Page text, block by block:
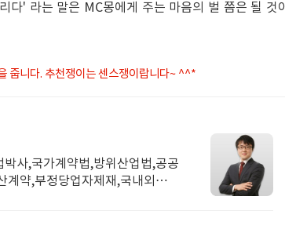
다' 라는 말은 MC몽에게 주는 마음의 벌 쯤은 될 것이
줍니다. 추천쟁이는 센스쟁이랍니다~ ^^*
사,국가계약법,방위산업법,공공
약,부정당업자제재,국내외기업